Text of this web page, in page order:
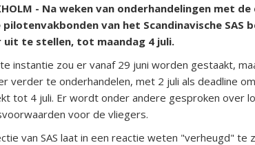
- Na weken van onderhandelingen met
pilotenvakbonden van het Scandinavische SAS
uit te stellen, tot maandag 4 juli.
instantie zou er vanaf 29 juni worden gestaakt,
verder te onderhandelen, met 2 juli als deadline
tot 4 juli. Er wordt onder andere gesproken over
voor de vliegers.
van SAS laat in een reactie weten "verheugd"